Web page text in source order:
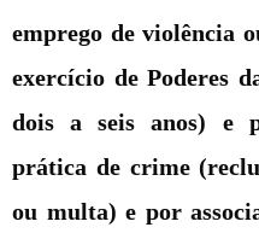
emprego de violência
exercício de Poderes
dois a seis anos) e
prática de crime
ou multa) e por